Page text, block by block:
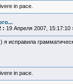
in pace.
: 19 Апреля 2007, 15:17:10
я исправила
in pace.